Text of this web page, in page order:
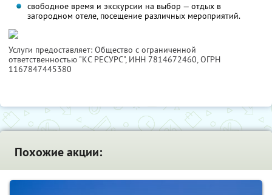
свободное время и экскурсии на выбор — отдых в
загородном отеле, посещение различных мероприятий.
Услуги предоставляет: Общество с ограниченной
ответственностью "КС РЕСУРС", ИНН 7814672460, ОГРН
1167847445380
Похожие акции: